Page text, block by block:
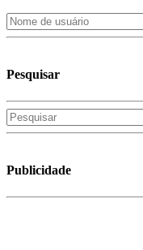
Pesquisar
Publicidade